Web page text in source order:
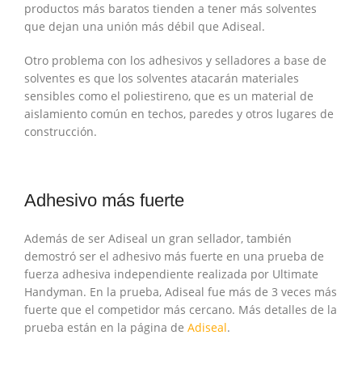
productos más baratos tienden a tener más solventes
que dejan una unión más débil que Adiseal.
Otro problema con los adhesivos y selladores a base de
solventes es que los solventes atacarán materiales
sensibles como el poliestireno, que es un material de
aislamiento común en techos, paredes y otros lugares de
construcción.
Adhesivo más fuerte
Además de ser Adiseal un gran sellador, también
demostró ser el adhesivo más fuerte en una prueba de
fuerza adhesiva independiente realizada por Ultimate
Handyman. En la prueba, Adiseal fue más de 3 veces más
fuerte que el competidor más cercano. Más detalles de la
prueba están en la página de Adiseal.